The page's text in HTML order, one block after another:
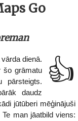
Go
👍
dienā.
šo grāmatu
pārsteigts.
daudz
jūtūberi mēģinājuši
man jāatbild viens: